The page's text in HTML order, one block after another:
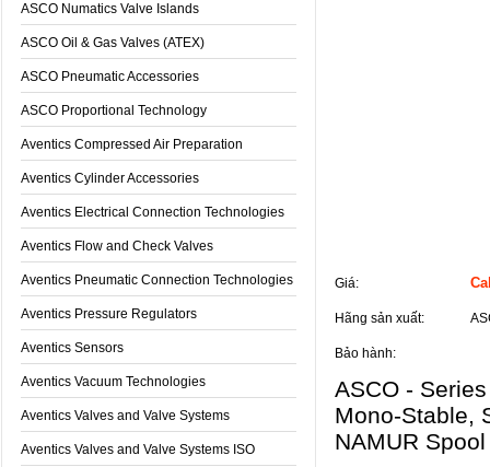
ASCO Numatics Valve Islands
ASCO Oil & Gas Valves (ATEX)
ASCO Pneumatic Accessories
ASCO Proportional Technology
Aventics Compressed Air Preparation
Aventics Cylinder Accessories
Aventics Electrical Connection Technologies
Aventics Flow and Check Valves
Aventics Pneumatic Connection Technologies
Aventics Pressure Regulators
Aventics Sensors
Aventics Vacuum Technologies
Aventics Valves and Valve Systems
Aventics Valves and Valve Systems ISO
Giá:
Hãng sản xuất:
Bảo hành:
ASCO -
Mono-Stable,
NAMUR